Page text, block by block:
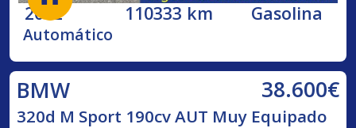
2002 110333 km Gasolina
Automático
BMW 38.600€
320d M Sport 190cv AUT Muy Equipado